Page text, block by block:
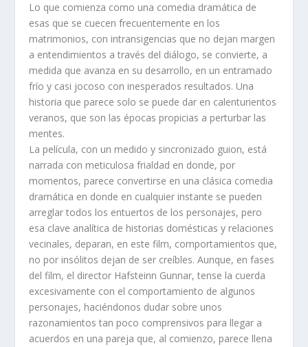
Lo que comienza como una comedia dramática de
esas que se cuecen frecuentemente en los
matrimonios, con intransigencias que no dejan margen
a entendimientos a través del diálogo, se convierte, a
medida que avanza en su desarrollo, en un entramado
frío y casi jocoso con inesperados resultados. Una
historia que parece solo se puede dar en calenturientos
veranos, que son las épocas propicias a perturbar las
mentes.
La película, con un medido y sincronizado guion, está
narrada con meticulosa frialdad en donde, por
momentos, parece convertirse en una clásica comedia
dramática en donde en cualquier instante se pueden
arreglar todos los entuertos de los personajes, pero
esa clave analítica de historias domésticas y relaciones
vecinales, deparan, en este film, comportamientos que,
no por insólitos dejan de ser creíbles. Aunque, en fases
del film, el director Hafsteinn Gunnar, tense la cuerda
excesivamente con el comportamiento de algunos
personajes, haciéndonos dudar sobre unos
razonamientos tan poco comprensivos para llegar a
acuerdos en una pareja que, al comienzo, parece llena